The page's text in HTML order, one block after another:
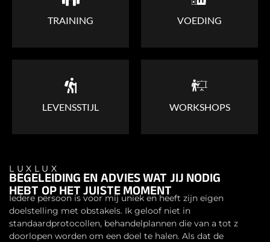
TRAINING VOEDING
LEVENSSTIJL WORKSHOPS
LUXLUX
BEGELEIDING EN ADVIES WAT JIJ NODIG
HEBT OP HET JUISTE MOMENT
Iedere persoon is voor mij uniek en heeft zijn eigen
doelstelling met obstakels. Ik geloof niet in
standaardprotocollen, behandelplannen die van a tot z
doorlopen worden om een doel te halen. Als dat de